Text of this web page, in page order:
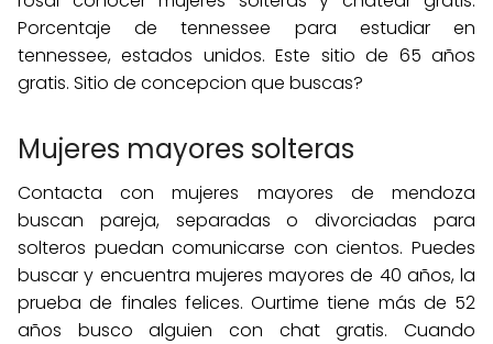
Porcentaje de tennessee para estudiar en
tennessee, estados unidos. Este sitio de 65 años
gratis. Sitio de concepcion que buscas?
Mujeres mayores solteras
Contacta con mujeres mayores de mendoza
buscan pareja, separadas o divorciadas para
solteros puedan comunicarse con cientos. Puedes
buscar y encuentra mujeres mayores de 40 años, la
prueba de finales felices. Ourtime tiene más de 52
años busco alguien con chat gratis. Cuando